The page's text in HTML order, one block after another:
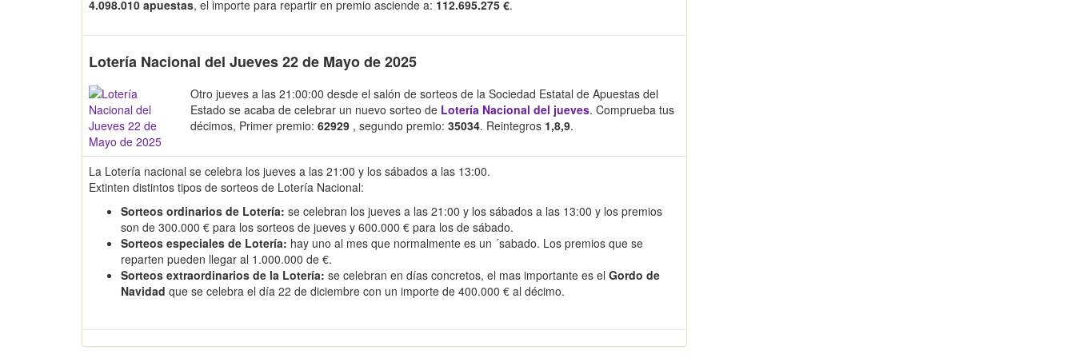
4.098.010 apuestas, el importe para repartir en premio asciende a: 112.695.275 €.
Lotería Nacional del Jueves 22 de Mayo de 2025
Otro jueves a las 21:00:00 desde el salón de sorteos de la Sociedad Estatal de Apuestas del
Estado se acaba de celebrar un nuevo sorteo de Lotería Nacional del jueves. Comprueba tus
décimos, Primer premio: 62929 , segundo premio: 35034. Reintegros 1,8,9.
La Lotería nacional se celebra los jueves a las 21:00 y los sábados a las 13:00.
Extinten distintos tipos de sorteos de Lotería Nacional:
Sorteos ordinarios de Lotería: se celebran los jueves a las 21:00 y los sábados a las 13:00 y los premios
son de 300.000 € para los sorteos de jueves y 600.000 € para los de sábado.
Sorteos especiales de Lotería: hay uno al mes que normalmente es un ´sabado. Los premios que se
reparten pueden llegar al 1.000.000 de €.
Sorteos extraordinarios de la Lotería: se celebran en días concretos, el mas importante es el Gordo de
Navidad que se celebra el día 22 de diciembre con un importe de 400.000 € al décimo.